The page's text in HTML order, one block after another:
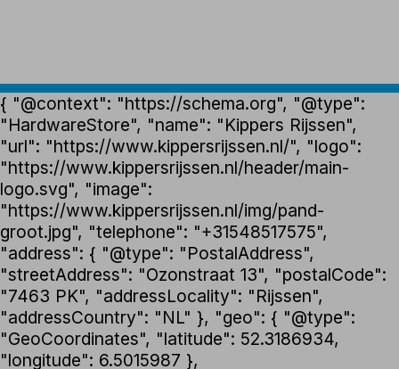
{ "@context": "https://schema.org", "@type":
"HardwareStore", "name": "Kippers Rijssen",
"url": "https://www.kippersrijssen.nl/", "logo":
"https://www.kippersrijssen.nl/header/main-
logo.svg", "image":
"https://www.kippersrijssen.nl/img/pand-
groot.jpg", "telephone": "+31548517575",
"address": { "@type": "PostalAddress",
"streetAddress": "Ozonstraat 13", "postalCode":
"7463 PK", "addressLocality": "Rijssen",
"addressCountry": "NL" }, "geo": { "@type":
"GeoCoordinates", "latitude": 52.3186934,
"longitude": 6.5015987 },